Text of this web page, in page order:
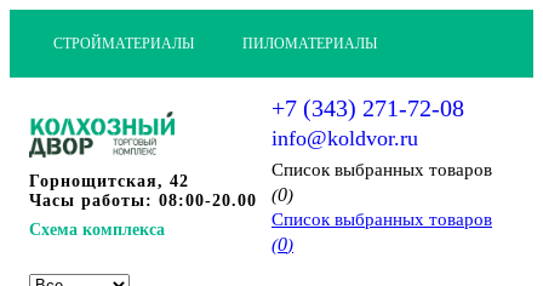
СТРОЙМАТЕРИАЛЫ ПИЛОМАТЕРИАЛЫ
Горнощитская, 42
Часы работы: 08:00-20.00
Схема комплекса
+7 (343) 271-72-08
info@koldvor.ru
Cписок выбранных товаров
(0)
Cписок выбранных товаров
(0)